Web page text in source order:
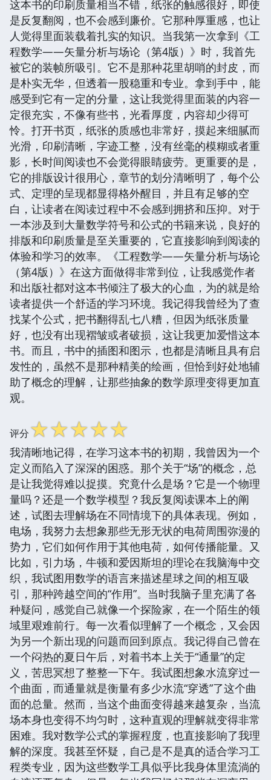
这本书的印刷质量相当不错，纸张的触感很好，即使
是反复翻阅，也不会感到廉价。它那种厚重感，也让
人觉得里面装载着扎实的知识。当我第一次拿到《工
程数学——矢量分析与场论（第4版）》时，我首先
被它的装帧所吸引。它不是那种花里胡哨的封皮，而
是朴实无华，但透着一股稳重和专业。拿到手中，能
感受到它有一定的分量，这让我觉得里面装的内容一
定很充实，不像有些书，光看厚度，内容却少得可
怜。打开书页，纸张的质感也非常好，摸起来细腻而
光滑，印刷清晰，字迹工整，没有丝毫的模糊或者重
影，长时间阅读也不会觉得眼睛疲劳。更重要的是，
它的排版设计很用心，章节的划分清晰明了，每个公
式、定理的呈现都显得格外醒目，并且有足够的空
白，让读者在阅读过程中不会感到拥挤和压抑。对于
一本涉及到大量数学符号和公式的书籍来说，良好的
排版和印刷质量是至关重要的，它直接影响到阅读的
体验和学习的效率。《工程数学——矢量分析与场论
（第4版）》在这方面做得非常到位，让我感觉作者
和出版社都对这本书倾注了极大的心血，为的就是给
读者提供一个舒适的学习环境。我记得我曾经为了查
找某个公式，把书翻得乱七八糟，但因为纸张质量
好，也没有出现褶皱或者破损，这让我更加爱惜这本
书。而且，书中的插图和图示，也都是清晰且具有启
发性的，虽然不是那种精美的绘画，但恰到好处地辅
助了概念的理解，让那些抽象的数学原理变得更加直
观。
评分☆☆☆☆☆
我清晰地记得，在学习这本书的初期，我曾因为一个
定义而陷入了深深的困惑。那个关于“场”的概念，总
是让我觉得难以捉摸。究竟什么是场？它是一个物理
量吗？还是一个数学模型？我反复阅读课本上的阐
述，试图去理解场在不同情境下的具体表现。例如，
电场，我努力去想象那些无形无状的电荷周围弥漫的
势力，它们如何作用于其他电荷，如何传播能量。又
比如，引力场，牛顿和爱因斯坦的理论在我脑海中交
织，我试图用数学的语言来描述星球之间的相互吸
引，那种跨越空间的“作用”。当时我脑子里充满了各
种疑问，感觉自己就像一个探险家，在一个陌生的领
域里艰难前行。每一次看似理解了一个概念，又会因
为另一个新出现的问题而回到原点。我记得自己曾在
一个闷热的夏日午后，对着书本上关于“通量”的定
义，苦思冥想了整整一下午。我试图想象水流穿过一
个曲面，而通量就是衡量有多少水流“穿透”了这个曲
面的总量。然而，当这个曲面变得越来越复杂，当流
场本身也变得不均匀时，这种直观的理解就变得非常
困难。我对数学公式的掌握程度，也直接影响了我理
解的深度。我甚至怀疑，自己是不是真的适合学习工
程类专业，因为这些数学工具似乎比我身体里流淌的